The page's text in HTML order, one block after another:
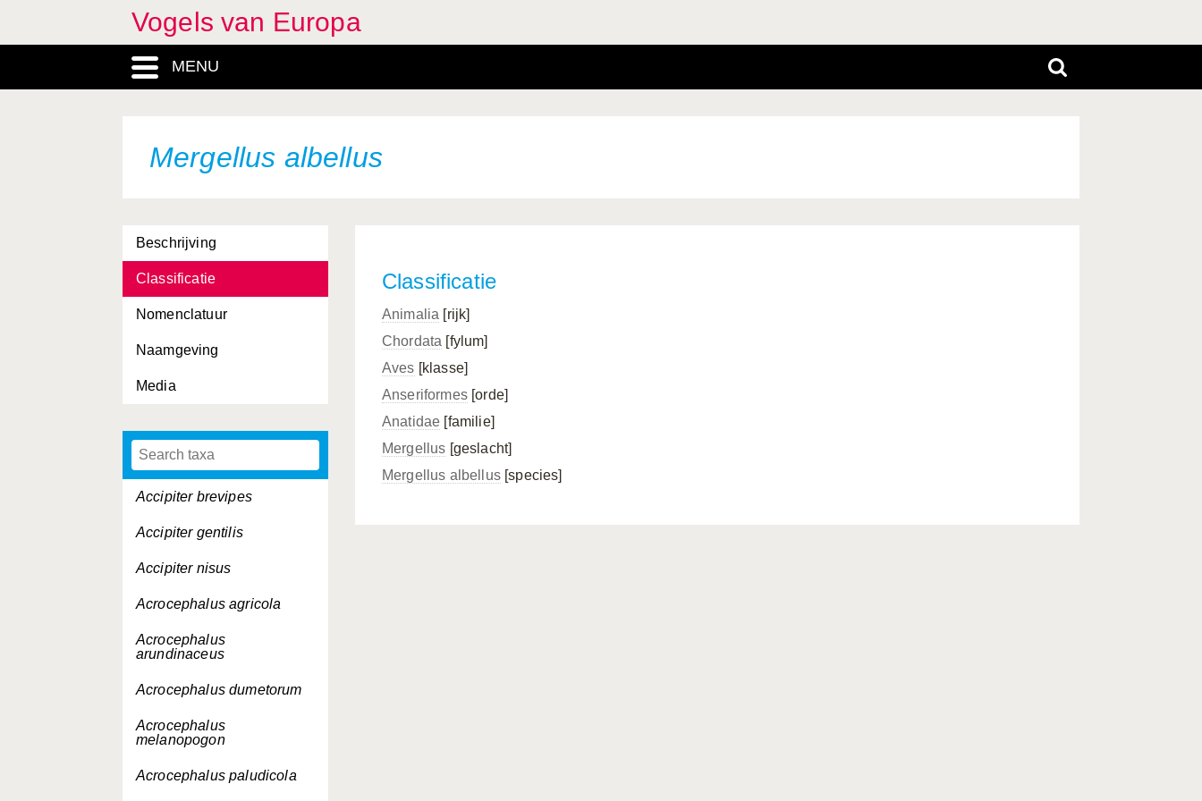
Vogels van Europa
MENU
Mergellus albellus
Beschrijving
Classificatie
Nomenclatuur
Naamgeving
Media
Accipiter brevipes
Accipiter gentilis
Accipiter nisus
Acrocephalus agricola
Acrocephalus
arundinaceus
Acrocephalus dumetorum
Acrocephalus
melanopogon
Acrocephalus paludicola
Classificatie
Animalia [rijk]
Chordata [fylum]
Aves [klasse]
Anseriformes[orde]
Anatidae [familie]
Mergellus [geslacht]
Mergellus albellus[species]